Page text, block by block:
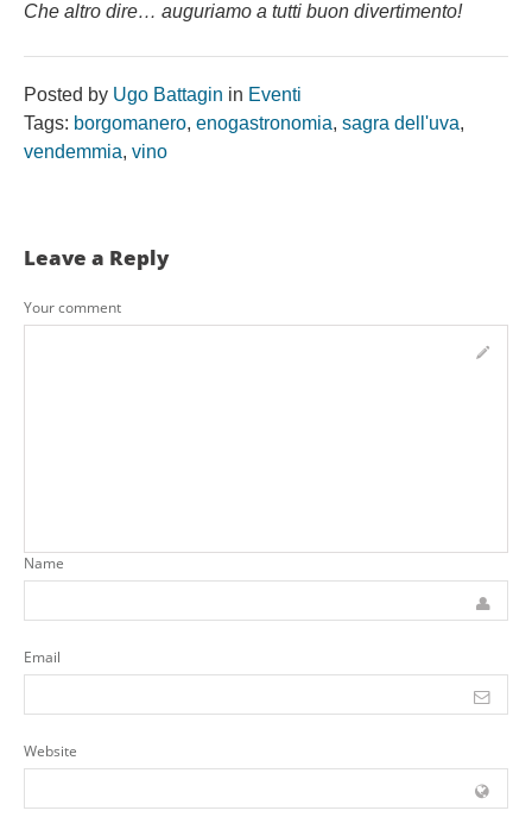
Che altro dire… auguriamo a tutti buon divertimento!
Posted by Ugo Battagin in Eventi
Tags: borgomanero, enogastronomia, sagra dell'uva,
vendemmia, vino
Leave a Reply
Your comment
Name
Email
Website